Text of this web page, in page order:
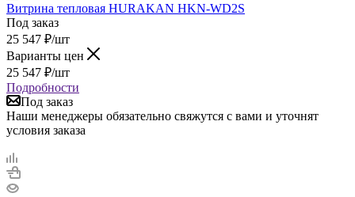
Витрина тепловая HURAKAN HKN-WD2S
Под заказ
25 547 ₽/шт
Варианты цен
25 547 ₽/шт
Подробности
Под заказ
Наши менеджеры обязательно свяжутся с вами и уточнят
условия заказа